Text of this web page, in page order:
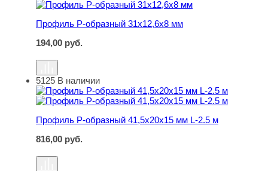
Профиль Р-образный 31х12,6х8 мм
194,00 руб.
Профиль Р-образный 41,5х20х15 мм L-2.5 м
5125 В наличии
Профиль Р-образный 41,5х20х15 мм L-2.5 м
816,00 руб.